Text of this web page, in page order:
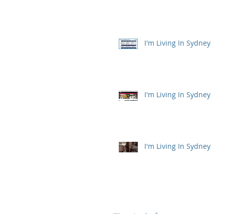
I'm Living In Sydney
I'm Living In Sydney
I'm Living In Sydney